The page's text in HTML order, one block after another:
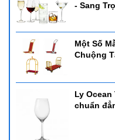
- Sang
Một Số
Chuộng
Ly
chuẩn